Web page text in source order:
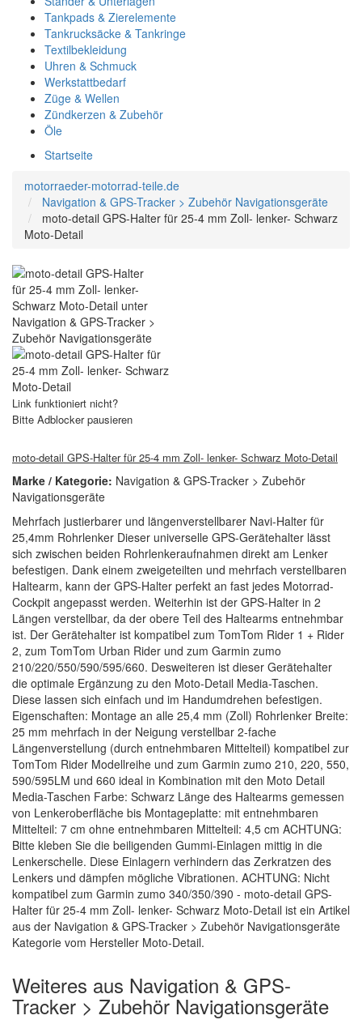
Tankpads & Zierelemente
Tankrucksäcke & Tankringe
Textilbekleidung
Uhren & Schmuck
Werkstattbedarf
Züge & Wellen
Zündkerzen & Zubehör
Öle
Startseite
motorraeder-motorrad-teile.de
Navigation & GPS-Tracker > Zubehör Navigationsgeräte
moto-detail GPS-Halter für 25-4 mm Zoll- lenker- Schwarz
Moto-Detail
Link funktioniert nicht?
Bitte Adblocker pausieren
moto-detail GPS-Halter für 25-4 mm Zoll- lenker- Schwarz Moto-Detail
Marke / Kategorie: Navigation & GPS-Tracker > Zubehör
Navigationsgeräte
Mehrfach justierbarer und längenverstellbarer Navi-Halter für
25,4mm Rohrlenker Dieser universelle GPS-Gerätehalter lässt
sich zwischen beiden Rohrlenkeraufnahmen direkt am Lenker
befestigen. Dank einem zweigeteilten und mehrfach verstellbaren
Haltearm, kann der GPS-Halter perfekt an fast jedes Motorrad-
Cockpit angepasst werden. Weiterhin ist der GPS-Halter in 2
Längen verstellbar, da der obere Teil des Haltearms entnehmbar
ist. Der Gerätehalter ist kompatibel zum TomTom Rider 1 + Rider
2, zum TomTom Urban Rider und zum Garmin zumo
210/220/550/590/595/660. Desweiteren ist dieser Gerätehalter
die optimale Ergänzung zu den Moto-Detail Media-Taschen.
Diese lassen sich einfach und im Handumdrehen befestigen.
Eigenschaften: Montage an alle 25,4 mm (Zoll) Rohrlenker Breite:
25 mm mehrfach in der Neigung verstellbar 2-fache
Längenverstellung (durch entnehmbaren Mittelteil) kompatibel zur
TomTom Rider Modellreihe und zum Garmin zumo 210, 220, 550,
590/595LM und 660 ideal in Kombination mit den Moto Detail
Media-Taschen Farbe: Schwarz Länge des Haltearms gemessen
von Lenkeroberfläche bis Montageplatte: mit entnehmbaren
Mittelteil: 7 cm ohne entnehmbaren Mittelteil: 4,5 cm ACHTUNG:
Bitte kleben Sie die beiligenden Gummi-Einlagen mittig in die
Lenkerschelle. Diese Einlagern verhindern das Zerkratzen des
Lenkers und dämpfen mögliche Vibrationen. ACHTUNG: Nicht
kompatibel zum Garmin zumo 340/350/390 - moto-detail GPS-
Halter für 25-4 mm Zoll- lenker- Schwarz Moto-Detail ist ein Artikel
aus der Navigation & GPS-Tracker > Zubehör Navigationsgeräte
Kategorie vom Hersteller Moto-Detail.
Weiteres aus Navigation & GPS-
Tracker > Zubehör Navigationsgeräte